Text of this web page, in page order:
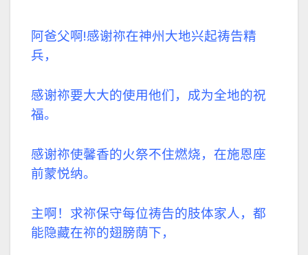
阿爸父啊!感谢祢在神州大地兴起祷告精
兵，
感谢祢要大大的使用他们，成为全地的祝
福。
感谢祢使馨香的火祭不住燃烧，在施恩座
前蒙悦纳。
主啊！求祢保守每位祷告的肢体家人，都
能隐藏在祢的翅膀荫下，